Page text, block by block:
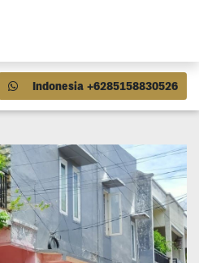
Indonesia +6285158830526